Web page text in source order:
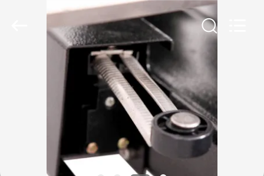
PRODUCTEN
ONGEVEER